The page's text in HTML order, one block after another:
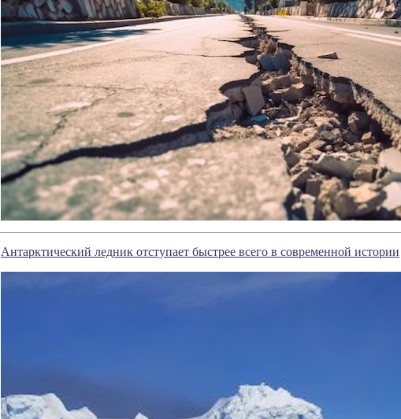
Антарктический ледник отступает быстрее всего в современной истории